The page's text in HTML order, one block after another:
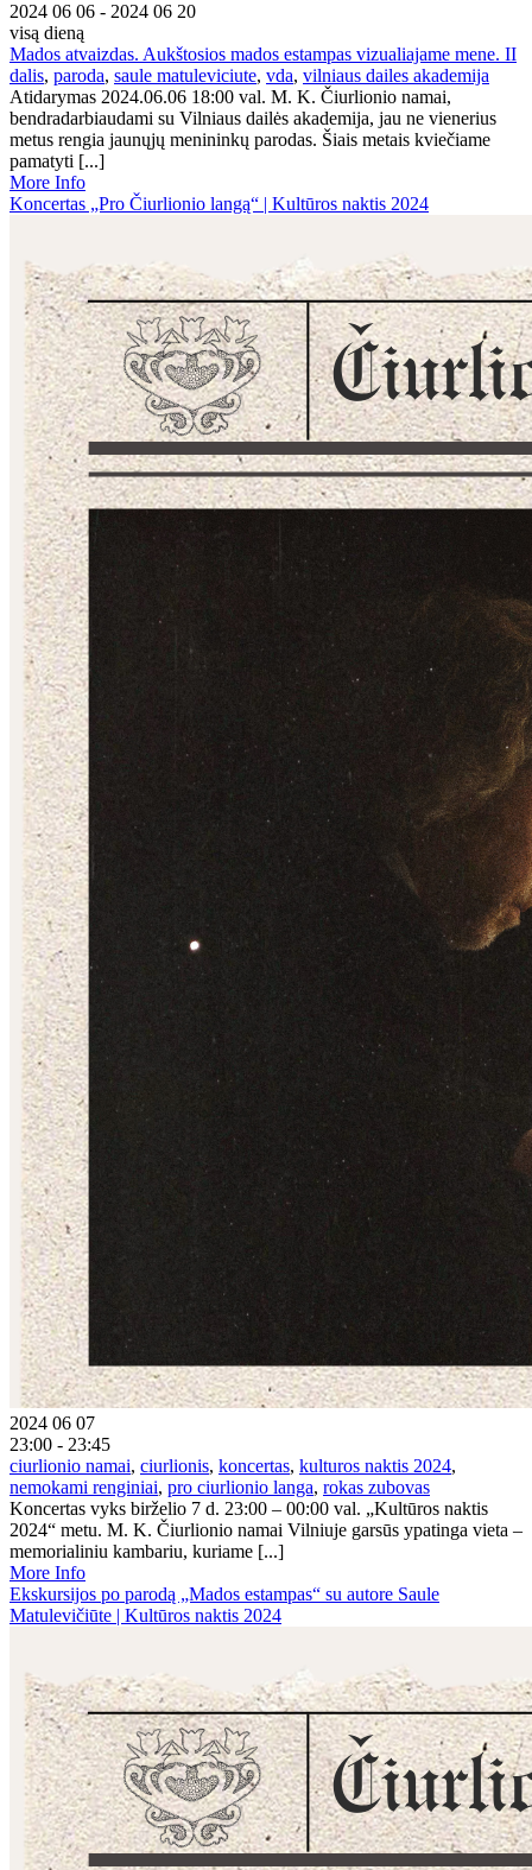
2024 06 06 - 2024 06 20
visą dieną
Mados atvaizdas. Aukštosios mados estampas vizualiajame mene. II
dalis, paroda, saule matuleviciute, vda, vilniaus dailes akademija
Atidarymas 2024.06.06 18:00 val. M. K. Čiurlionio namai,
bendradarbiaudami su Vilniaus dailės akademija, jau ne vienerius
metus rengia jaunųjų menininkų parodas. Šiais metais kviečiame
pamatyti [...]
More Info
Koncertas „Pro Čiurlionio langą“ | Kultūros naktis 2024
2024 06 07
23:00 - 23:45
ciurlionio namai, ciurlionis, koncertas, kulturos naktis 2024,
nemokami renginiai, pro ciurlionio langa, rokas zubovas
Koncertas vyks birželio 7 d. 23:00 – 00:00 val. „Kultūros naktis
2024“ metu. M. K. Čiurlionio namai Vilniuje garsūs ypatinga vieta –
memorialiniu kambariu, kuriame [...]
More Info
Ekskursijos po parodą „Mados estampas“ su autore Saule
Matulevičiūte | Kultūros naktis 2024